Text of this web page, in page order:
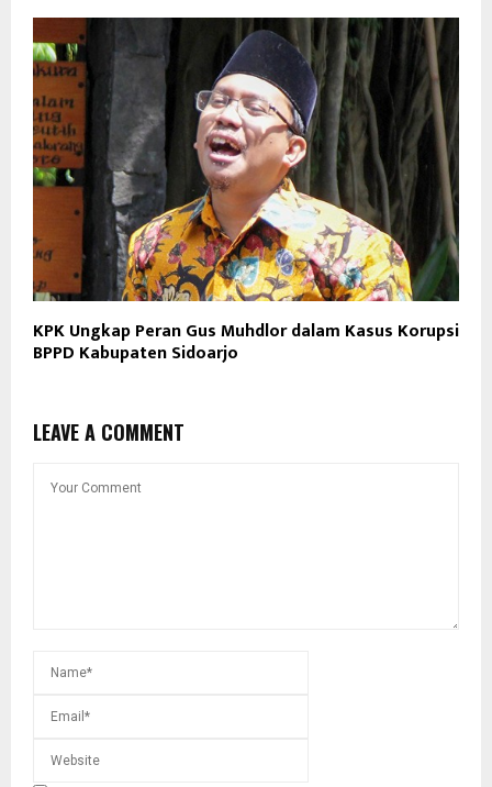
KPK Ungkap Peran Gus Muhdlor dalam Kasus Korupsi
BPPD Kabupaten Sidoarjo
LEAVE A COMMENT